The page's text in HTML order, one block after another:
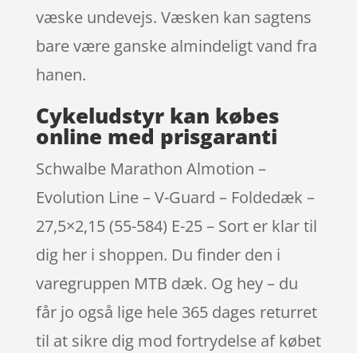
væske undevejs. Væsken kan sagtens
bare være ganske almindeligt vand fra
hanen.
Cykeludstyr kan købes
online med prisgaranti
Schwalbe Marathon Almotion –
Evolution Line – V-Guard – Foldedæk –
27,5×2,15 (55-584) E-25 – Sort er klar til
dig her i shoppen. Du finder den i
varegruppen MTB dæk. Og hey – du
får jo også lige hele 365 dages returret
til at sikre dig mod fortrydelse af købet